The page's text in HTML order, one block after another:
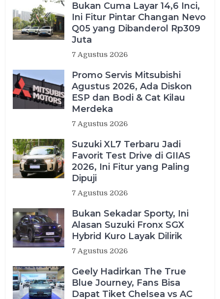
Bukan Cuma Layar 14,6 Inci,
Ini Fitur Pintar Changan Nevo
Q05 yang Dibanderol Rp309
Juta
7 Agustus 2026
Promo Servis Mitsubishi
Agustus 2026, Ada Diskon
ESP dan Bodi & Cat Kilau
Merdeka
7 Agustus 2026
Suzuki XL7 Terbaru Jadi
Favorit Test Drive di GIIAS
2026, Ini Fitur yang Paling
Dipuji
7 Agustus 2026
Bukan Sekadar Sporty, Ini
Alasan Suzuki Fronx SGX
Hybrid Kuro Layak Dilirik
7 Agustus 2026
Geely Hadirkan The True
Blue Journey, Fans Bisa
Dapat Tiket Chelsea vs AC